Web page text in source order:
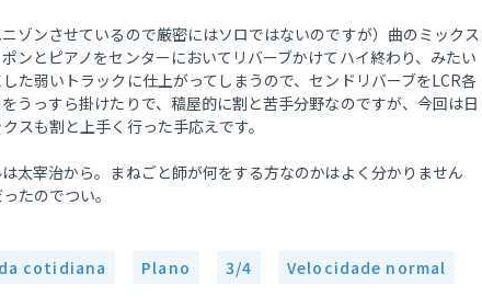
ゾンさせているので厳密にはソロではないのですが）曲のミックス
ンとピアノをセンターにおいてリバーブかけてハイ終わり、みたい
た弱いトラックに仕上がってしまうので、センドリバーブをLCR各
うっすら掛けたりで、稿屋的に割と苦手分野なのですが、今回は日
スも割と上手く行った手応えです。
太宰治から。まねごと師が何をする方なのかはよく分かりません
たのでつい。
cotidiana Plano 3/4 Velocidade normal